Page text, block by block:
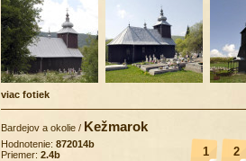
viac fotiek
Bardejov a okolie / Kežmarok
1 2
Hodnotenie: 872014b
Priemer: 2.4b